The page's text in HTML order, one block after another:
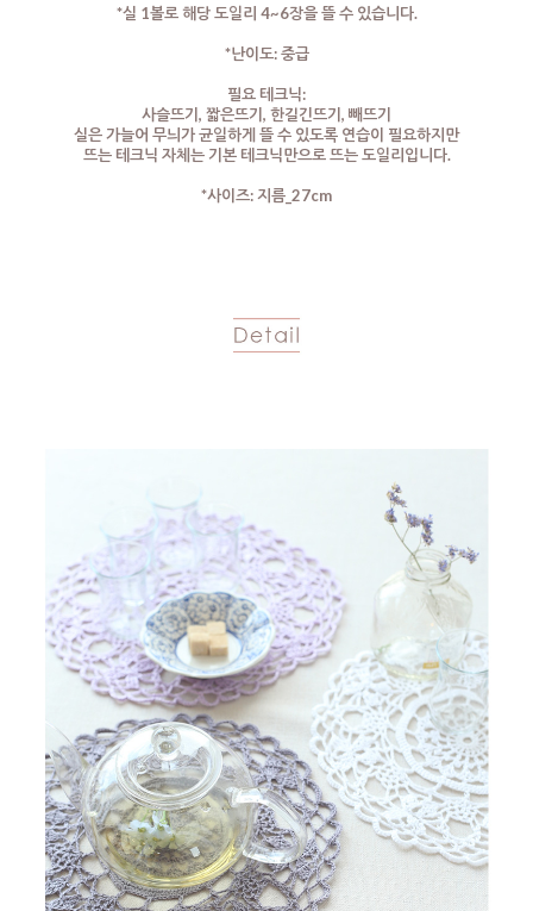
*실 1볼로 해당 도일리 4~6장을 뜰 수 있습니다.
*난이도: 중급
필요 테크닉:
사슬뜨기, 짧은뜨기, 한길긴뜨기, 빼뜨기
실은 가늘어 무늬가 균일하게 뜰 수 있도록 연습이 필요하지만
뜨는 테크닉 자체는 기본 테크닉만으로 뜨는 도일리입니다.
*사이즈: 지름_27cm